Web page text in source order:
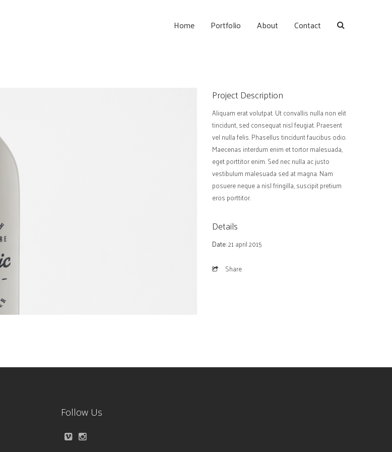
Home Portfolio About Contact
Project Description
Aliquam erat volutpat. Ut convallis nulla non elit
tincidunt, sed consequat nisl feugiat. Praesent
vel nulla felis. Phasellus tincidunt faucibus odio.
Maecenas interdum enim et tortor malesuada,
eget porttitor enim. Sed nec nulla ac justo
vestibulum malesuada sed at magna. Nam
posuere neque a nisl fringilla, suscipit pretium
eros porttitor.
Details
Date: 21 april 2015
Share
Follow Us